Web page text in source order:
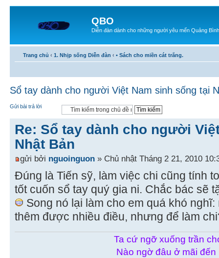
QBO
Diễn đàn dành cho những người yêu mến Quảng Bình
Trang chủ ‹ 1. Nhịp sống Diễn đàn ‹ • Sách cho miền cát trắng.
Sổ tay dành cho người Việt Nam sinh sống tại
Gửi bài trả lời
Re: Sổ tay dành cho người
Nhật Bản
gửi bởi nguoinguon » Chủ nhật Tháng 2 21, 2010
Đúng là Tiến sỹ, làm việc chi cũng tính
tốt cuốn sổ tay quý gia ni. Chắc bác sẽ
Song nó lại làm cho em quá khó
thêm được nhiều điều, nhưng để làm
Ta cứ ngỡ xuống trần
Nào ngờ đâu ở mãi đến